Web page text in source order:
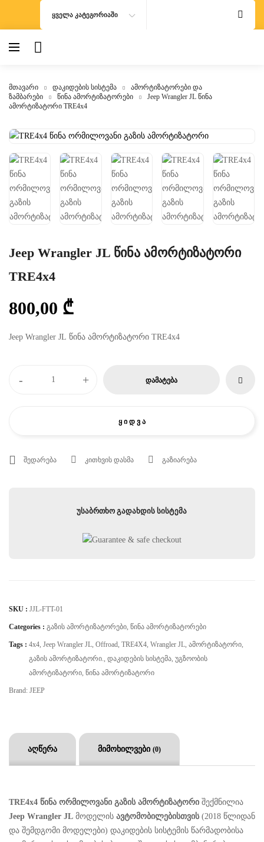
ᲧᲕᲔᲚᲐ ᲙᲐᲢᲔᲒᲝᲠᲘᲐᲨᲘ
მთავარი დაკიდების სისტემა
ამორტიზატორები და
ზამბარები
წინა ამორტიზატორები
Jeep Wrangler JL წინა
ამორტიზატორი TRE4x4
Jeep Wrangler JL წინა ამორტიზატორი
TRE4x4
800,00 ₾
Jeep Wrangler JL წინა ამორტიზატორი TRE4x4
- + ᲓᲐᲛᲐᲢᲔᲑᲐ
Ყ Ი Დ Ვ Ა
შედარება კითხვის დასმა გაზიარება
უსაბრთხო გადახდის სისტემა
SKU : JJL-FTT-01
Categories : Გაზის Ამორტიზატორები Წინა Ამორტიზატორები
Tags : 4x4 Jeep Wrangler JL Offroad TRE4X4 Wrangler JL Ამორტიზატორი
Გაზის Ამორტიზატორი.
Დაკიდების Სისტემა Უგზოობის
Ამორტიზატორი Წინა Ამორტიზატორი
Brand: JEEP
აღწერა მიმოხილვები (0)
TRE4x4 წინა ორმილოვანი გაზის ამორტიზატორი შექმნილია
Jeep Wrangler JL მოდელის ავტომობილებისთვის(2018 წლიდან
და შემდგომი მოდელები) დაკიდების სისტემის წარმადობისა